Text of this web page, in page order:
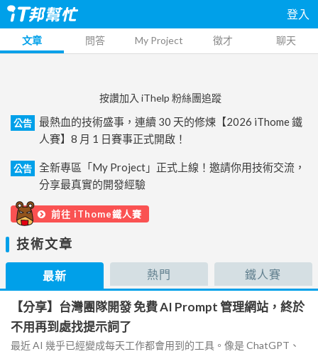
登入
文章 問答 My Project 徵才 聊天
按讚加入 iThelp 粉絲團追蹤
公告
最熱血的技術盛事，連續 30 天的修煉【2026 iThome 鐵
人賽】8 月 1 日賽事正式開啟！
公告
全新專區「My Project」正式上線！邀請你用技術交流，
分享最真實的開發經驗
前往 iThome鐵人賽
技術文章
最新 熱門 鐵人賽
【分享】台灣團隊開發 免費 AI Prompt 管理網站，終於
不用再到處找提示詞了
最近 AI 幾乎已經變成每天工作都會用到的工具。像是 ChatGPT、